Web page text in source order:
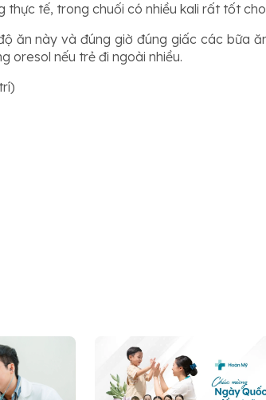
thực tế, trong chuối có nhiều kali rất tốt
ăn này và đúng giờ đúng giấc các bữa
oresol nếu trẻ đi ngoài nhiều.